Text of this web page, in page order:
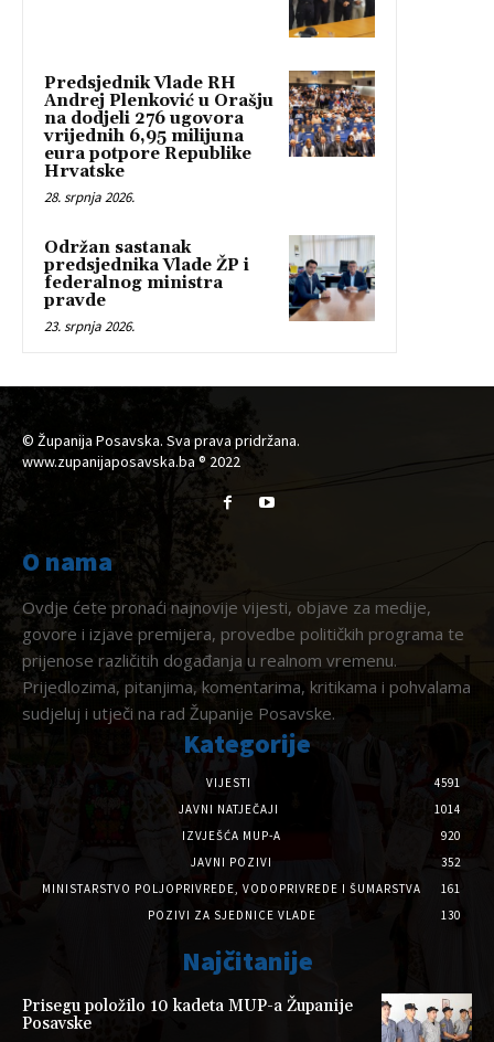
Predsjednik Vlade RH
Andrej Plenković u Orašju
na dodjeli 276 ugovora
vrijednih 6,95 milijuna
eura potpore Republike
Hrvatske
28. srpnja 2026.
Održan sastanak
predsjednika Vlade ŽP i
federalnog ministra
pravde
23. srpnja 2026.
© Županija Posavska. Sva prava pridržana.
www.zupanijaposavska.ba ® 2022
O nama
Ovdje ćete pronaći najnovije vijesti, objave za medije,
govore i izjave premijera, provedbe političkih programa te
prijenose različitih događanja u realnom vremenu.
Prijedlozima, pitanjima, komentarima, kritikama i pohvalama
sudjeluj i utječi na rad Županije Posavske.
Kategorije
VIJESTI
4591
JAVNI NATJEČAJI
1014
IZVJEŠĆA MUP-A
920
JAVNI POZIVI
352
MINISTARSTVO POLJOPRIVREDE, VODOPRIVREDE I ŠUMARSTVA
161
POZIVI ZA SJEDNICE VLADE
130
Najčitanije
Prisegu položilo 10 kadeta MUP-a Županije
Posavske